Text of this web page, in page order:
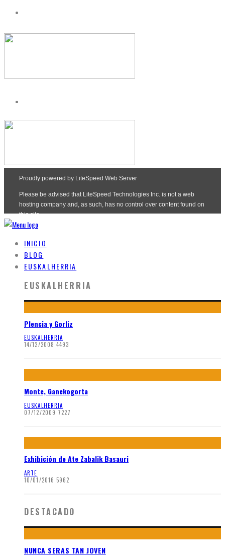
INICIO
BLOG
EUSKALHERRIA
EUSKALHERRIA
Plencia y Gorliz
EUSKALHERRIA
14/12/2008 4493
Monte, Ganekogorta
EUSKALHERRIA
07/12/2009 7227
Exhibición de Ate Zabalik Basauri
ARTE
10/01/2016 5962
DESTACADO
NUNCA SERAS TAN JOVEN